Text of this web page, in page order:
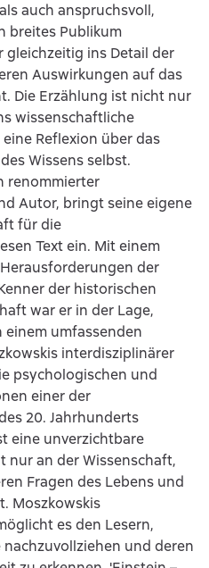
auch anspruchsvoll,
breites Publikum
gleichzeitig ins Detail der
Auswirkungen auf das
Die Erzählung ist nicht nur
wissenschaftliche
Reflexion über das
Wissens selbst.
renommierter
Autor, bringt seine eigene
für die
Text ein. Mit einem
der
der historischen
war er in der Lage,
einem umfassenden
interdisziplinärer
psychologischen und
einer der
20. Jahrhunderts
eine unverzichtbare
nur an der Wissenschaft,
Fragen des Lebens und
Moszkowskis
es den Lesern,
und deren